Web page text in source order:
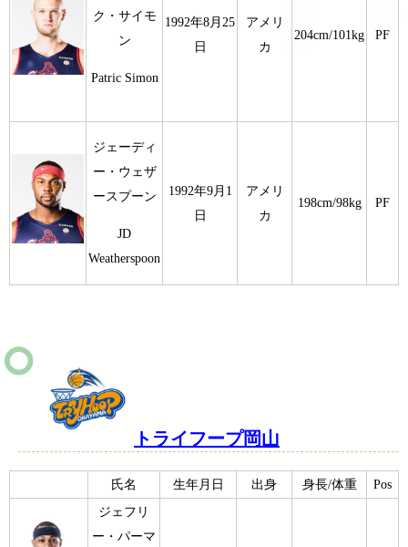
ク・サイモ
ン
Patric Simon
1992年8月25
日
アメリ
カ
204cm/101kg PF
ジェーディ
ー・ウェザ
ースプーン
JD
Weatherspoon
1992年9月1
日
アメリ
カ
198cm/98kg PF
トライフープ岡山
氏名 生年月日 出身 身長/体重
Pos
ジェフリ
ー・パーマ